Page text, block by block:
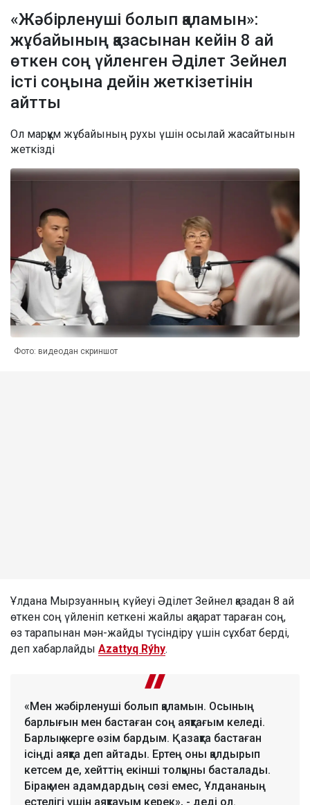
«Жәбірленуші болып қаламын»:
жұбайының қазасынан кейін 8 ай
өткен соң үйленген Әділет Зейнел
істі соңына дейін жеткізетінін
айтты
Ол марқұм жұбайының рухы үшін осылай жасайтынын
жеткізді
Фото: видеодан скриншот
Ұлдана Мырзуанның күйеуі Әділет Зейнел қазадан 8 ай
өткен соң үйленіп кеткені жайлы ақпарат тараған соң,
өз тарапынан мән-жайды түсіндіру үшін сұхбат берді,
деп хабарлайды Azattyq Rýhy.
«Мен жәбірленуші болып қаламын. Осының
барлығын мен бастаған соң аяқтағым келеді.
Барлық жерге өзім бардым. Қазақта бастаған
ісіңді аяқта деп айтады. Ертең оны қалдырып
кетсем де, хейттің екінші толқыны басталады.
Бірақ мен адамдардың сөзі емес, Ұлдананың
естелігі үшін аяқтауым керек», - деді ол.